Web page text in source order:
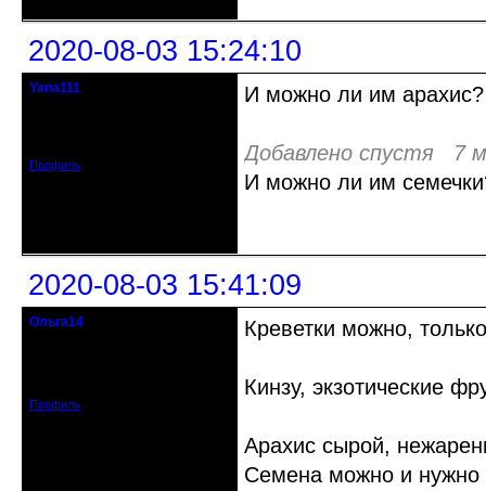
2020-08-03 15:24:10
Yana111
Профиль
И можно ли им
Добавлено спустя 7
И можно ли им
2020-08-03 15:41:09
Ольга14
Профиль
Креветки можно,
Кинзу, экзотические
Арахис сырой,
Семена можно и нужно